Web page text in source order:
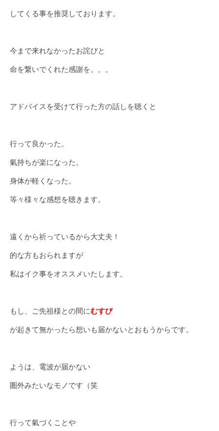
してくる事を推奨しております。
今まで来れなかったお詫びと
命を繋いでくれた感謝を。。。
アドバイスを受けて行った方の話しを聴くと
行って良かった。
氣持ちが楽になった。
身体が軽くなった。
等々様々な感想を聴きます。
遠くから祈っているから大丈夫！
的な方もおられますが
私はイク事をオススメいたします。
もし、ご先祖様との間にむすび
が起きて無かったら想いも届かないとおもうからです。
ようは、電波が届かない
圏外みたいなモノです（笑
行って氣づくことや